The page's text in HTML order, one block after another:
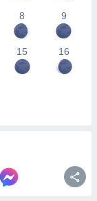
8 9
15 16